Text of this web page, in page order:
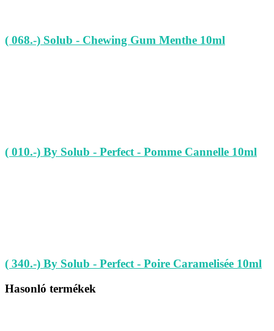
( 068.-) Solub - Chewing Gum Menthe 10ml
( 010.-) By Solub - Perfect - Pomme Cannelle 10ml
( 340.-) By Solub - Perfect - Poire Caramelisée 10ml
Hasonló termékek